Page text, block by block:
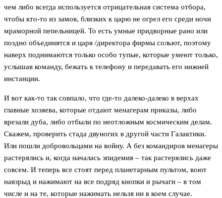
чем либо всегда используется отрицательная система отбора,
чтобы кто-то из замов, близких к царю не огрел его среди ночи
мраморной пепельницей. То есть умные придворные рано или
поздно объединятся и царя /директора фирмы сольют, поэтому
наверх поднимаются только особо тупые, которые умеют только,
услышав команду, бежать к телефону и передавать его нижней
инстанции.
И вот как-то так совпало, что где-то далеко-далеко в верхах
главные хозяева, которые отдают менагерам приказы, либо
врезали дуба, либо отбыли по неотложным космическим делам.
Скажем, проверить стада двуногих в другой части Галактики.
Или пошли добровольцами на войну. А без командиров менагеры
растерялись и, когда началась эпидемия – так растерялись даже
совсем. И теперь все стоят перед планетарным пультом, воют
навзрыд и нажимают на все подряд кнопки и рычаги – в том
числе и на те, которые нажимать нельзя ни в коем случае.